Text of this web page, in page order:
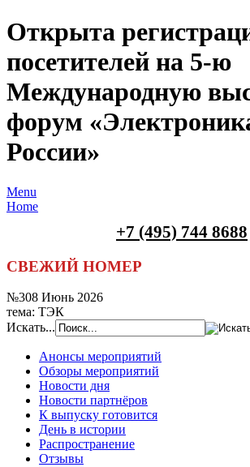
Открыта
посетителей на 5-ю
Международную
форум
России»
Menu
Home
+7 (495) 744 8688
СВЕЖИЙ НОМЕР
№308 Июнь 2026
тема: ТЭК
Искать...
Анонсы мероприятий
Обзоры мероприятий
Новости дня
Новости партнёров
К выпуску готовится
День в истории
Распространение
Отзывы